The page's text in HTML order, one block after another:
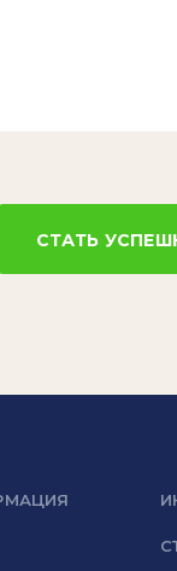
СТАТЬ